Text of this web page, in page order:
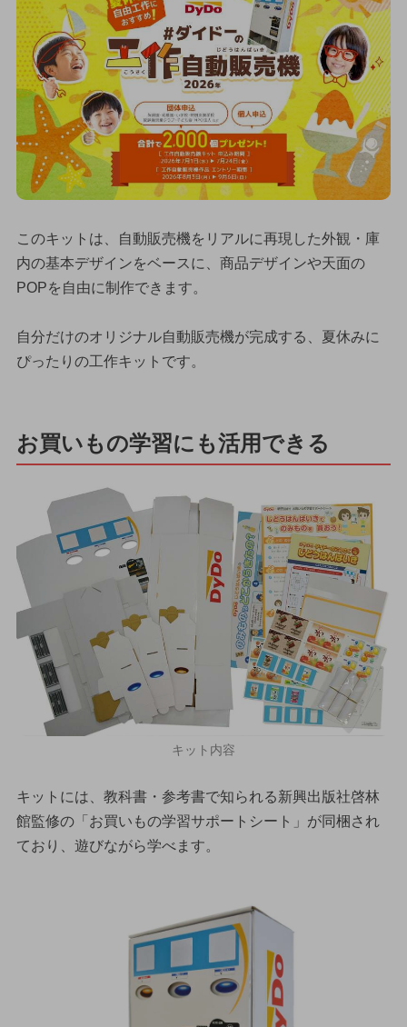
このキットは、自動販売機をリアルに再現した外観・庫
内の基本デザインをベースに、商品デザインや天面の
POPを自由に制作できます。
自分だけのオリジナル自動販売機が完成する、夏休みに
ぴったりの工作キットです。
お買いもの学習にも活用できる
キット内容
キットには、教科書・参考書で知られる新興出版社啓林
館監修の「お買いもの学習サポートシート」が同梱され
ており、遊びながら学べます。